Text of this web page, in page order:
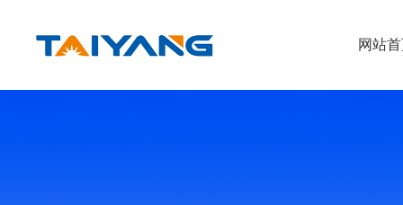
网站